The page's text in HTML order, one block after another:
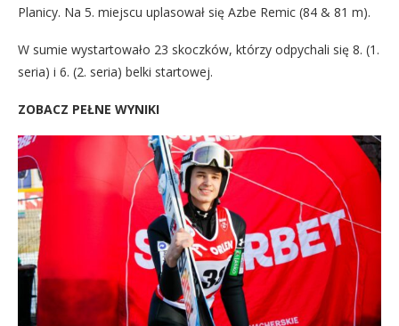
Planicy. Na 5. miejscu uplasował się Azbe Remic (84 & 81 m).
W sumie wystartowało 23 skoczków, którzy odpychali się 8. (1.
seria) i 6. (2. seria) belki startowej.
ZOBACZ PEŁNE WYNIKI